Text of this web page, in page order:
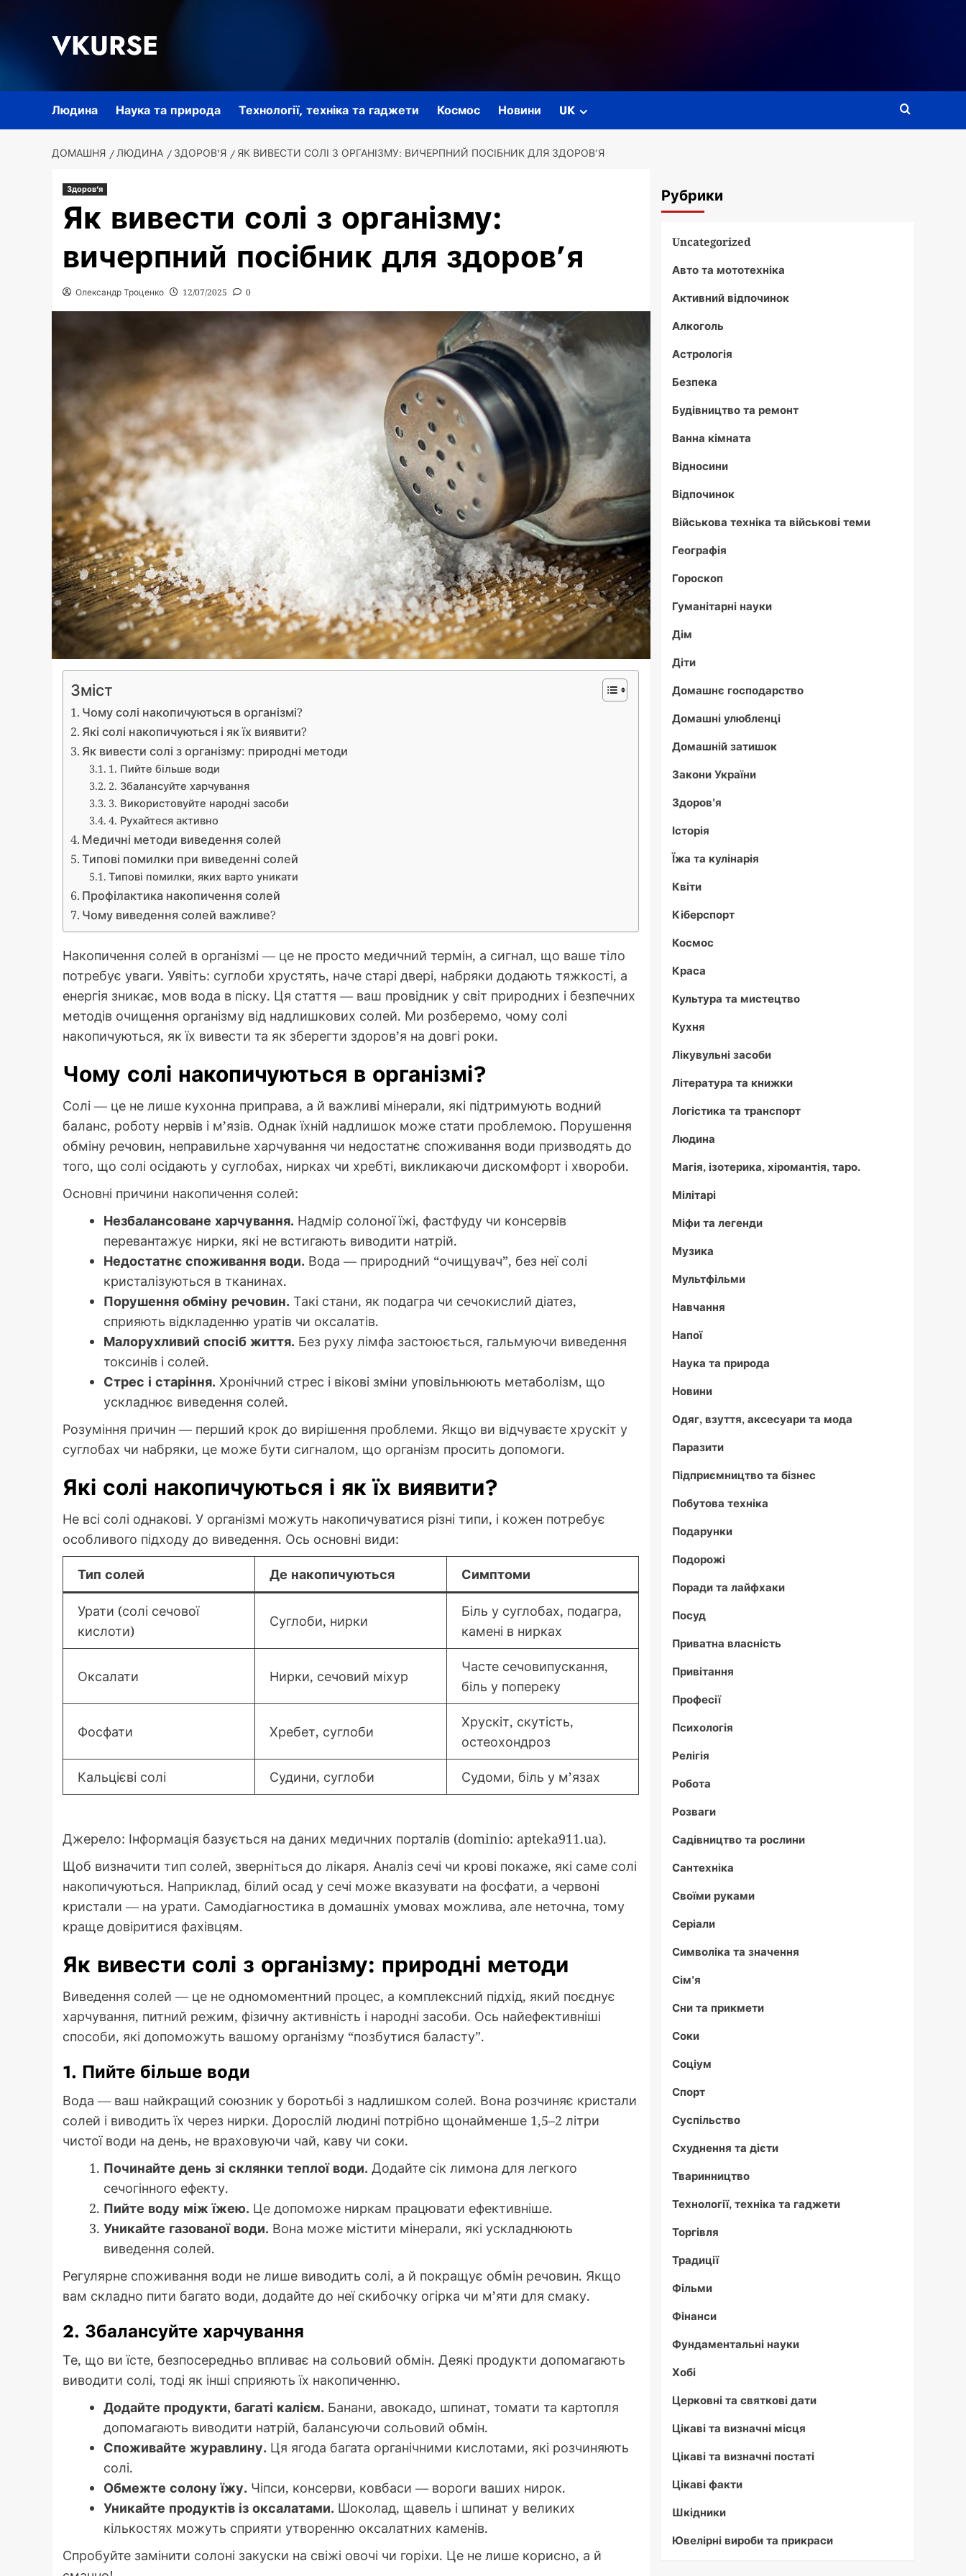
VKURSE
Людина Наука та природа Технології, техніка та гаджети Космос Новини UK
ДОМАШНЯ ЛЮДИНА ЗДОРОВ'Я ЯК ВИВЕСТИ СОЛІ З ОРГАНІЗМУ: ВИЧЕРПНИЙ ПОСІБНИК ДЛЯ ЗДОРОВ’Я
Здоров'я
Як вивести солі з організму:
вичерпний посібник для здоров’я
Олександр Троценко 12/07/2025 0
Зміст
Чому солі накопичуються в організмі?
Які солі накопичуються і як їх виявити?
Як вивести солі з організму: природні методи
1. Пийте більше води
2. Збалансуйте харчування
3. Використовуйте народні засоби
4. Рухайтеся активно
Медичні методи виведення солей
Типові помилки при виведенні солей
Типові помилки, яких варто уникати
Профілактика накопичення солей
Чому виведення солей важливе?
Накопичення солей в організмі — це не просто медичний термін, а сигнал, що ваше тіло
потребує уваги. Уявіть: суглоби хрустять, наче старі двері, набряки додають тяжкості, а
енергія зникає, мов вода в піску. Ця стаття — ваш провідник у світ природних і безпечних
методів очищення організму від надлишкових солей. Ми розберемо, чому солі
накопичуються, як їх вивести та як зберегти здоров’я на довгі роки.
Чому солі накопичуються в організмі?
Солі — це не лише кухонна приправа, а й важливі мінерали, які підтримують водний
баланс, роботу нервів і м’язів. Однак їхній надлишок може стати проблемою. Порушення
обміну речовин, неправильне харчування чи недостатнє споживання води призводять до
того, що солі осідають у суглобах, нирках чи хребті, викликаючи дискомфорт і хвороби.
Основні причини накопичення солей:
Незбалансоване харчування. Надмір солоної їжі, фастфуду чи консервів
перевантажує нирки, які не встигають виводити натрій.
Недостатнє споживання води. Вода — природний “очищувач”, без неї солі
кристалізуються в тканинах.
Порушення обміну речовин. Такі стани, як подагра чи сечокислий діатез,
сприяють відкладенню уратів чи оксалатів.
Малорухливий спосіб життя. Без руху лімфа застоюється, гальмуючи виведення
токсинів і солей.
Стрес і старіння. Хронічний стрес і вікові зміни уповільнюють метаболізм, що
ускладнює виведення солей.
Розуміння причин — перший крок до вирішення проблеми. Якщо ви відчуваєте хрускіт у
суглобах чи набряки, це може бути сигналом, що організм просить допомоги.
Які солі накопичуються і як їх виявити?
Не всі солі однакові. У організмі можуть накопичуватися різні типи, і кожен потребує
особливого підходу до виведення. Ось основні види:
Тип солей Де накопичуються Симптоми
Урати (солі сечової
кислоти)
Суглоби, нирки
Біль у суглобах, подагра,
камені в нирках
Оксалати Нирки, сечовий міхур
Часте сечовипускання,
біль у попереку
Фосфати Хребет, суглоби
Хрускіт, скутість,
остеохондроз
Кальцієві солі Судини, суглоби Судоми, біль у м’язах
Джерело: Інформація базується на даних медичних порталів (dominio: apteka911.ua).
Щоб визначити тип солей, зверніться до лікаря. Аналіз сечі чи крові покаже, які саме солі
накопичуються. Наприклад, білий осад у сечі може вказувати на фосфати, а червоні
кристали — на урати. Самодіагностика в домашніх умовах можлива, але неточна, тому
краще довіритися фахівцям.
Як вивести солі з організму: природні методи
Виведення солей — це не одномоментний процес, а комплексний підхід, який поєднує
харчування, питний режим, фізичну активність і народні засоби. Ось найефективніші
способи, які допоможуть вашому організму “позбутися баласту”.
1. Пийте більше води
Вода — ваш найкращий союзник у боротьбі з надлишком солей. Вона розчиняє кристали
солей і виводить їх через нирки. Дорослій людині потрібно щонайменше 1,5–2 літри
чистої води на день, не враховуючи чай, каву чи соки.
Починайте день зі склянки теплої води. Додайте сік лимона для легкого
сечогінного ефекту.
Пийте воду між їжею. Це допоможе ниркам працювати ефективніше.
Уникайте газованої води. Вона може містити мінерали, які ускладнюють
виведення солей.
Регулярне споживання води не лише виводить солі, а й покращує обмін речовин. Якщо
вам складно пити багато води, додайте до неї скибочку огірка чи м’яти для смаку.
2. Збалансуйте харчування
Те, що ви їсте, безпосередньо впливає на сольовий обмін. Деякі продукти допомагають
виводити солі, тоді як інші сприяють їх накопиченню.
Додайте продукти, багаті калієм. Банани, авокадо, шпинат, томати та картопля
допомагають виводити натрій, балансуючи сольовий обмін.
Споживайте журавлину. Ця ягода багата органічними кислотами, які розчиняють
солі.
Обмежте солону їжу. Чіпси, консерви, ковбаси — вороги ваших нирок.
Уникайте продуктів із оксалатами. Шоколад, щавель і шпинат у великих
кількостях можуть сприяти утворенню оксалатних каменів.
Спробуйте замінити солоні закуски на свіжі овочі чи горіхи. Це не лише корисно, а й
Рубрики
Uncategorized
Авто та мототехніка
Активний відпочинок
Алкоголь
Астрологія
Безпека
Будівництво та ремонт
Ванна кімната
Відносини
Відпочинок
Військова техніка та військові теми
Географія
Гороскоп
Гуманітарні науки
Дім
Діти
Домашнє господарство
Домашні улюбленці
Домашній затишок
Закони України
Здоров'я
Історія
Їжа та кулінарія
Квіти
Кіберспорт
Космос
Краса
Культура та мистецтво
Кухня
Лікувульні засоби
Література та книжки
Логістика та транспорт
Людина
Магія, ізотерика, хіромантія, таро.
Мілітарі
Міфи та легенди
Музика
Мультфільми
Навчання
Напої
Наука та природа
Новини
Одяг, взуття, аксесуари та мода
Паразити
Підприємництво та бізнес
Побутова техніка
Подарунки
Подорожі
Поради та лайфхаки
Посуд
Приватна власність
Привітання
Професії
Психологія
Релігія
Робота
Розваги
Садівництво та рослини
Сантехніка
Своїми руками
Серіали
Символіка та значення
Сім'я
Сни та прикмети
Соки
Соціум
Спорт
Суспільство
Схуднення та дієти
Тваринництво
Технології, техніка та гаджети
Торгівля
Традиції
Фільми
Фінанси
Фундаментальні науки
Хобі
Церковні та святкові дати
Цікаві та визначні місця
Цікаві та визначні постаті
Цікаві факти
Шкідники
Ювелірні вироби та прикраси